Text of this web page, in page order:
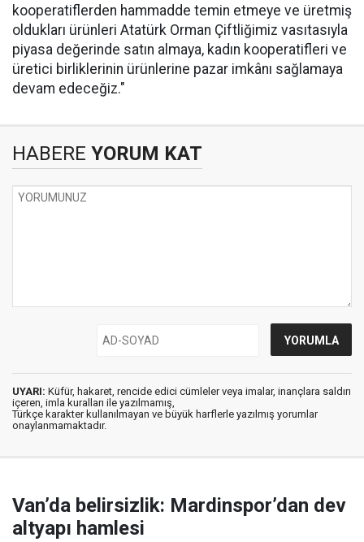
kooperatiflerden hammadde temin etmeye ve üretmiş
oldukları ürünleri Atatürk Orman Çiftliğimiz vasıtasıyla
piyasa değerinde satın almaya, kadın kooperatifleri ve
üretici birliklerinin ürünlerine pazar imkânı sağlamaya
devam edeceğiz."
HABERE YORUM KAT
UYARI: Küfür, hakaret, rencide edici cümleler veya imalar, inançlara saldırı
içeren, imla kuralları ile yazılmamış,
Türkçe karakter kullanılmayan ve büyük harflerle yazılmış yorumlar
onaylanmamaktadır.
Van’da belirsizlik: Mardinspor’dan dev
altyapı hamlesi